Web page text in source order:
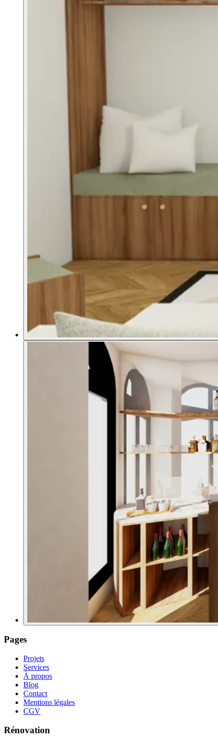
Pages
Projets
Services
À propos
Blog
Contact
Mentions légales
CGV
Rénovation